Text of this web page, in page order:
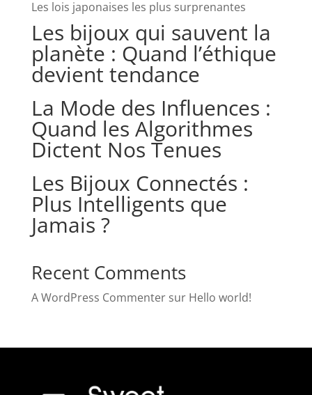
Les lois japonaises les plus surprenantes
Les bijoux qui sauvent la
planète : Quand l’éthique
devient tendance
La Mode des Influences :
Quand les Algorithmes
Dictent Nos Tenues
Les Bijoux Connectés :
Plus Intelligents que
Jamais ?
Recent Comments
A WordPress Commentersur Hello world!